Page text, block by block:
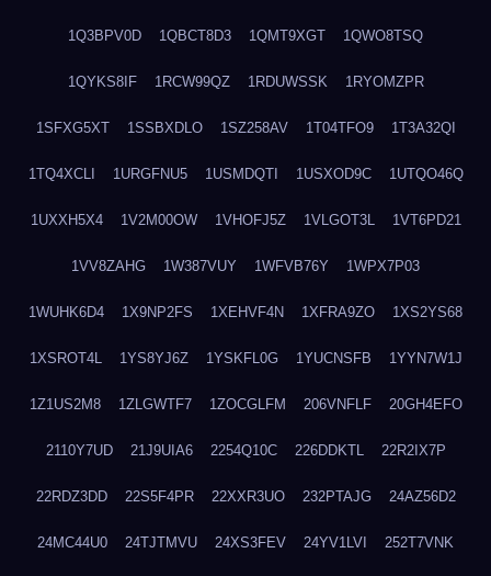
1Q3BPV0D 1QBCT8D3 1QMT9XGT 1QWO8TSQ
1QYKS8IF 1RCW99QZ 1RDUWSSK 1RYOMZPR
1SFXG5XT 1SSBXDLO 1SZ258AV 1T04TFO9 1T3A32QI
1TQ4XCLI 1URGFNU5 1USMDQTI 1USXOD9C 1UTQO46Q
1UXXH5X4 1V2M00OW 1VHOFJ5Z 1VLGOT3L 1VT6PD21
1VV8ZAHG 1W387VUY 1WFVB76Y 1WPX7P03
1WUHK6D4 1X9NP2FS 1XEHVF4N 1XFRA9ZO 1XS2YS68
1XSROT4L 1YS8YJ6Z 1YSKFL0G 1YUCNSFB 1YYN7W1J
1Z1US2M8 1ZLGWTF7 1ZOCGLFM 206VNFLF 20GH4EFO
2110Y7UD 21J9UIA6 2254Q10C 226DDKTL 22R2IX7P
22RDZ3DD 22S5F4PR 22XXR3UO 232PTAJG 24AZ56D2
24MC44U0 24TJTMVU 24XS3FEV 24YV1LVI 252T7VNK